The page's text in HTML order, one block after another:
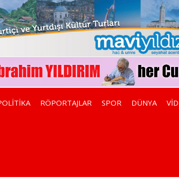
RÖPORTAJLAR SPOR DÜNYA